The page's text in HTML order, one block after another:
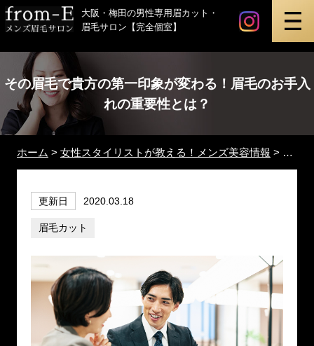
大阪・梅田の男性専用眉カット・
眉毛サロン【完全個室】
メンズ眉毛サロン「from-E」
その眉毛で貴方の第一印象が変わる！眉毛のお手入
れの重要性とは？
ホーム > 女性スタイリストが教える！メンズ美容情報 > その
更新日 2020.03.18
眉毛カット